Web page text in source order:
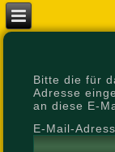
Bitte die für
Adresse
an diese E-
E-Mail-